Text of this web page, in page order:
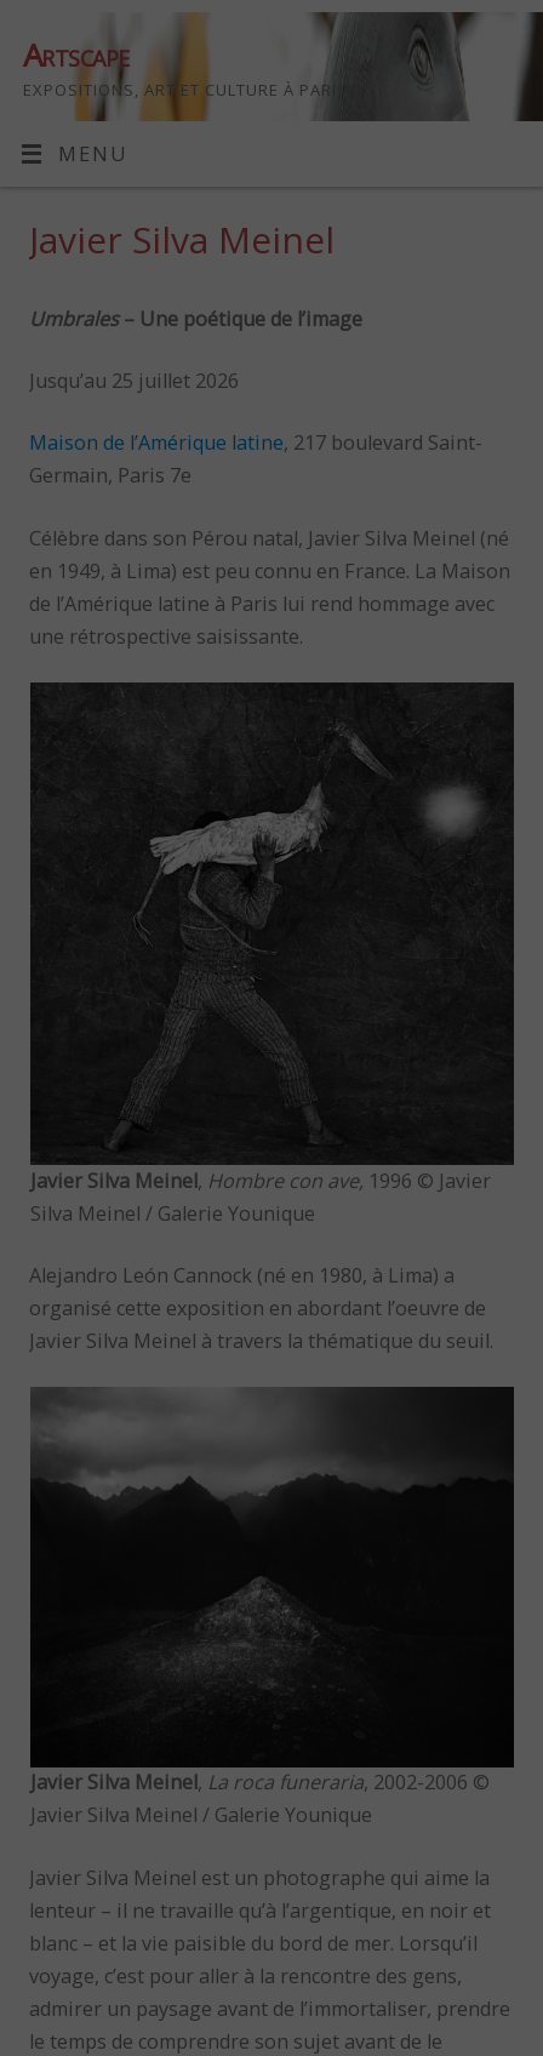
Artscape
EXPOSITIONS, ART ET CULTURE À PARIS
MENU
Javier Silva Meinel
Umbrales– Une poétique de l’image
Jusqu’au 25 juillet 2026
Maison de l’Amérique latine, 217 boulevard Saint-
Germain, Paris 7e
Célèbre dans son Pérou natal, Javier Silva Meinel (né
en 1949, à Lima) est peu connu en France. La Maison
de l’Amérique latine à Paris lui rend hommage avec
une rétrospective saisissante.
Javier Silva Meinel, Hombre con ave, 1996 © Javier
Silva Meinel / Galerie Younique
Alejandro León Cannock (né en 1980, à Lima) a
organisé cette exposition en abordant l’oeuvre de
Javier Silva Meinel à travers la thématique du seuil.
Javier Silva Meinel, La roca funeraria, 2002-2006 ©
Javier Silva Meinel / Galerie Younique
Javier Silva Meinel est un photographe qui aime la
lenteur – il ne travaille qu’à l’argentique, en noir et
blanc – et la vie paisible du bord de mer. Lorsqu’il
voyage, c’est pour aller à la rencontre des gens,
admirer un paysage avant de l’immortaliser, prendre
le temps de comprendre son sujet avant de le